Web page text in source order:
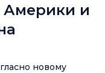
Америки и
новому